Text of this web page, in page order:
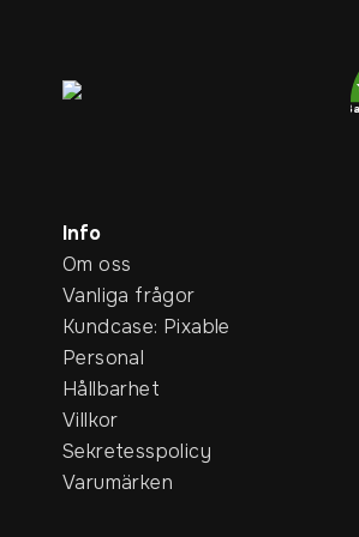
Info
Om oss
Vanliga frågor
Kundcase: Pixable
Personal
Hållbarhet
Villkor
Sekretesspolicy
Varumärken